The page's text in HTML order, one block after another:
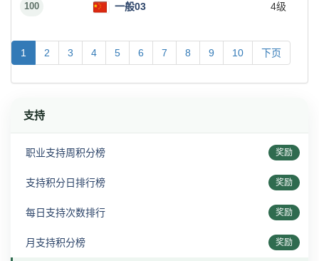
100 一般03 4级
1 2 3 4 5 6 7 8 9 10 下页
支持
职业支持周积分榜 奖励
支持积分日排行榜 奖励
每日支持次数排行 奖励
月支持积分榜 奖励